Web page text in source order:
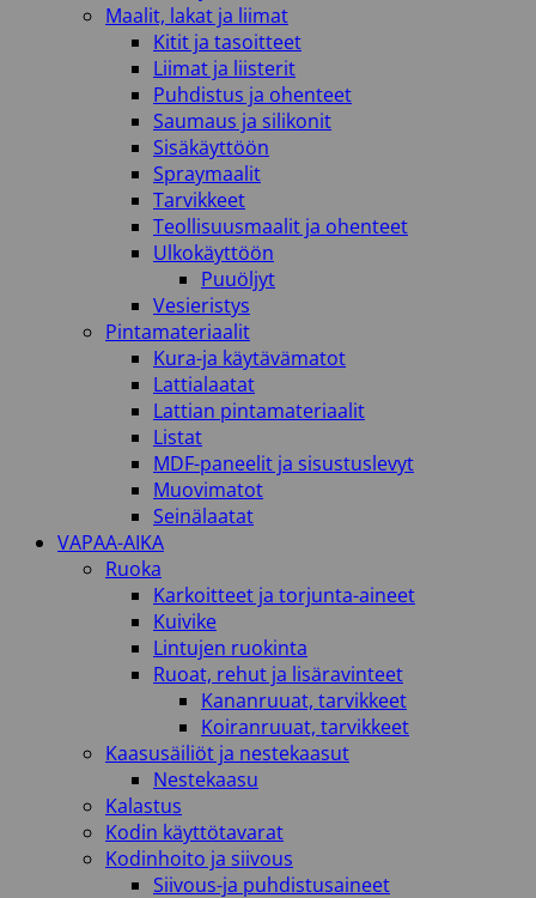
Maalit, lakat ja liimat
Kitit ja tasoitteet
Liimat ja liisterit
Puhdistus ja ohenteet
Saumaus ja silikonit
Sisäkäyttöön
Spraymaalit
Tarvikkeet
Teollisuusmaalit ja ohenteet
Ulkokäyttöön
Puuöljyt
Vesieristys
Pintamateriaalit
Kura-ja käytävämatot
Lattialaatat
Lattian pintamateriaalit
Listat
MDF-paneelit ja sisustuslevyt
Muovimatot
Seinälaatat
VAPAA-AIKA
Ruoka
Karkoitteet ja torjunta-aineet
Kuivike
Lintujen ruokinta
Ruoat, rehut ja lisäravinteet
Kananruuat, tarvikkeet
Koiranruuat, tarvikkeet
Kaasusäiliöt ja nestekaasut
Nestekaasu
Kalastus
Kodin käyttötavarat
Kodinhoito ja siivous
Siivous-ja puhdistusaineet